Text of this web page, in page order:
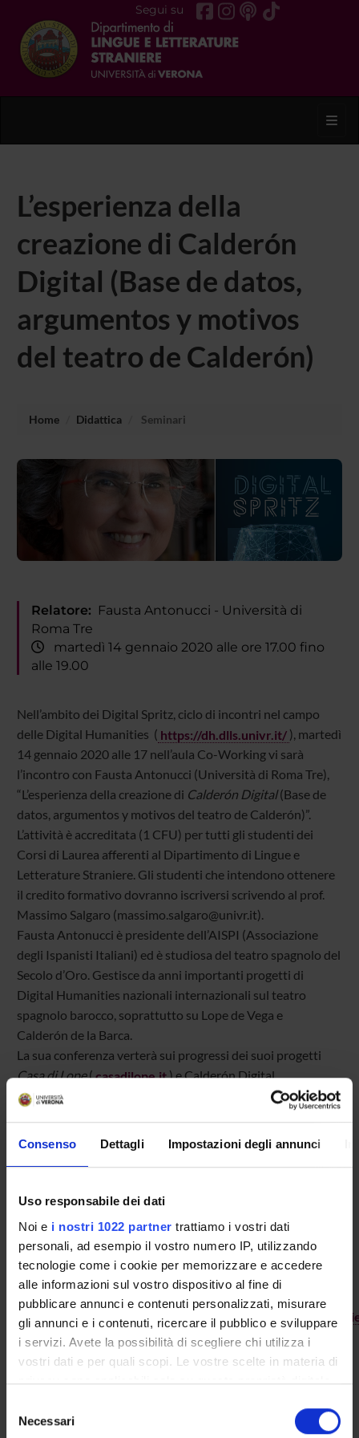
Consenso Dettagli Impostazioni degli annunci
Uso responsabile dei dati
Noi e i nostri 1022 partner trattiamo i vostri dati
personali, ad esempio il vostro numero IP, utilizzando
tecnologie come i cookie per memorizzare e accedere
alle informazioni sul vostro dispositivo al fine di
pubblicare annunci e contenuti personalizzati, misurare
gli annunci e i contenuti, ricercare il pubblico e sviluppare
i servizi. Avete la possibilità di scegliere chi utilizza i
vostri dati e per quali scopi. Le vostre scelte in materia di
privacy sono applicabili solo su questa proprietà digitale
modificare o revocare il proprio consenso in qualsiasi
delNecessari
Segui su
L’esperienza della
creazione di Calderón
Digital (Base de datos,
argumentos y motivos
del teatro de Calderón)
Home Didattica Seminari
Relatore: Fausta Antonucci - Università di
Roma Tre
martedì 14 gennaio 2020 alle ore 17.00 fino
alle 19.00
Nell’ambito dei Digital Spritz, ciclo di incontri nel campo
delle Digital Humanities ( https://dh.dlls.univr.it/ ), martedì
14 gennaio 2020 alle 17 nell’aula Co-Working vi sarà
l’incontro con Fausta Antonucci (Università di Roma Tre),
“L’esperienza della creazione di Calderón Digital(Base de
datos, argumentos y motivos del teatro de Calderón)”.
L’attività è accreditata (1 CFU) per tutti gli studenti dei
Corsi di Laurea afferenti al Dipartimento di Lingue e
Letterature Straniere. Gli studenti che intendono ottenere
il credito formativo dovranno iscriversi scrivendo al prof.
Massimo Salgaro (massimo.salgaro@univr.it).
Fausta Antonucci è presidente dell’AISPI (Associazione
degli Ispanisti Italiani) ed è studiosa del teatro spagnolo del
Secolo d’Oro. Gestisce da anni importanti progetti di
Digital Humanities nazionali internazionali sul teatro
spagnolo barocco, soprattutto su Lope de Vega e
Calderón de la Barca.
La sua conferenza verterà sui progressi dei suoi progetti
Casa di Lope(casadilope.it) e Calderón Digital
(calderondigital.unibo.it
). La sua esperienza potrà aiutarci
a riflettere sugli sviluppi e le potenzialità dell’Informatica
sulle DH, sui risultati ottenuti, le lacune, gli interrogativi
progettoCalderón Digital:
Fausta Antonucci, "Una nueva herramienta para el estudio
del teatro clásico español: Calderón Digital. Base de datos,
argumentos y motivos del teatro de Calderón",
https://www.academia.edu/38006633/
FORMATO (LINGUA,